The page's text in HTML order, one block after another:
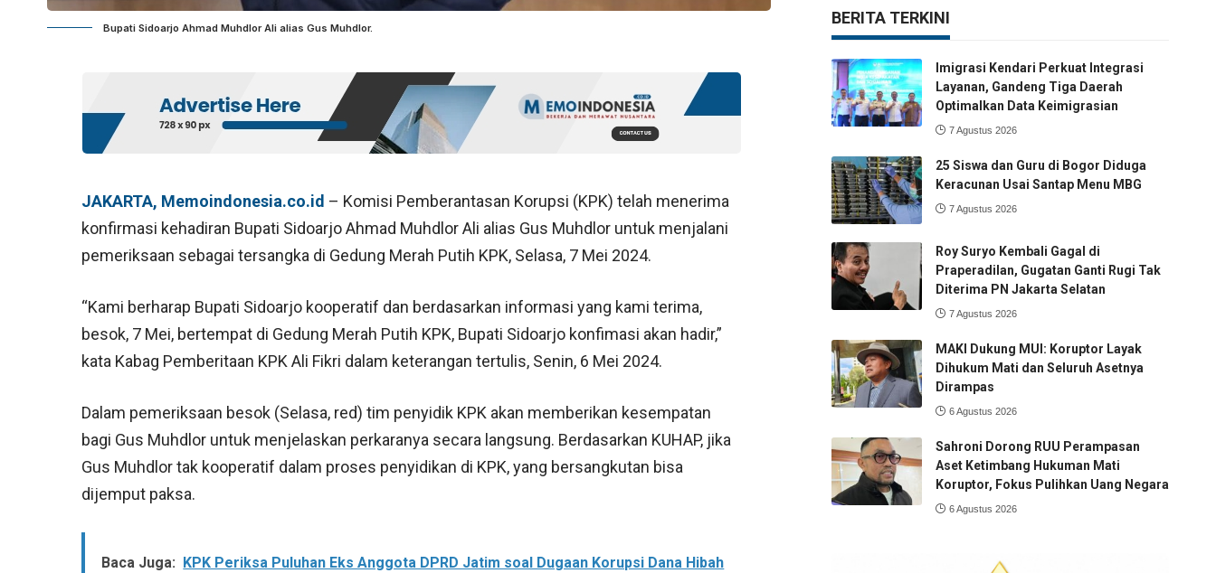
Bupati Sidoarjo Ahmad Muhdlor Ali alias Gus Muhdlor.
JAKARTA, Memoindonesia.co.id – Komisi Pemberantasan Korupsi (KPK) telah menerima
konfirmasi kehadiran Bupati Sidoarjo Ahmad Muhdlor Ali alias Gus Muhdlor untuk menjalani
pemeriksaan sebagai tersangka di Gedung Merah Putih KPK, Selasa, 7 Mei 2024.
“Kami berharap Bupati Sidoarjo kooperatif dan berdasarkan informasi yang kami terima,
besok, 7 Mei, bertempat di Gedung Merah Putih KPK, Bupati Sidoarjo konfimasi akan hadir,”
kata Kabag Pemberitaan KPK Ali Fikri dalam keterangan tertulis, Senin, 6 Mei 2024.
Dalam pemeriksaan besok (Selasa, red) tim penyidik KPK akan memberikan kesempatan
bagi Gus Muhdlor untuk menjelaskan perkaranya secara langsung. Berdasarkan KUHAP, jika
Gus Muhdlor tak kooperatif dalam proses penyidikan di KPK, yang bersangkutan bisa
dijemput paksa.
Baca Juga: KPK Periksa Puluhan Eks Anggota DPRD Jatim soal Dugaan Korupsi Dana Hibah
BERITA TERKINI
Imigrasi Kendari Perkuat Integrasi
Layanan, Gandeng Tiga Daerah
Optimalkan Data Keimigrasian
7 Agustus 2026
25 Siswa dan Guru di Bogor Diduga
Keracunan Usai Santap Menu MBG
7 Agustus 2026
Roy Suryo Kembali Gagal di
Praperadilan, Gugatan Ganti Rugi Tak
Diterima PN Jakarta Selatan
7 Agustus 2026
MAKI Dukung MUI: Koruptor Layak
Dihukum Mati dan Seluruh Asetnya
Dirampas
6 Agustus 2026
Sahroni Dorong RUU Perampasan
Aset Ketimbang Hukuman Mati
Koruptor, Fokus Pulihkan Uang Negara
6 Agustus 2026